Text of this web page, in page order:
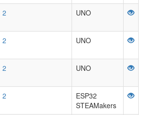
2 UNO
2 UNO
2 UNO
2
ESP32
STEAMakers